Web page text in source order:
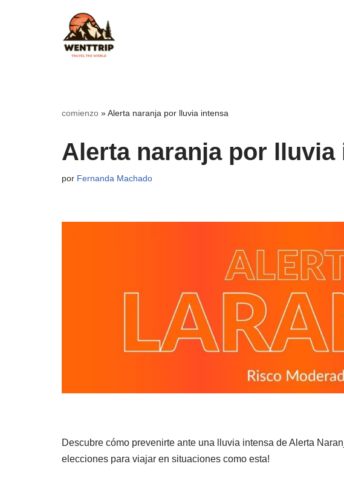
comienzo »Alerta naranja por lluvia intensa
Alerta naranja por lluvia
por Fernanda Machado
Descubre cómo prevenirte ante una lluvia intensa de Alerta
elecciones para viajar en situaciones como esta!